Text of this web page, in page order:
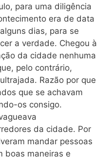
para uma diligência
era de data
dias, para se
a verdade. Chegou à
da cidade nenhuma
pelo contrário,
Razão por que
que se achavam
os consigo.
da cidade. Por
mandar pessoas
boas maneiras e